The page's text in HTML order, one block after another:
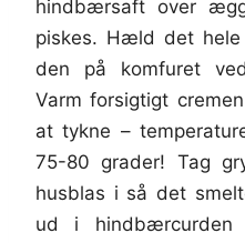
hindbærsaft over
piskes. Hæld det
den på komfuret
Varm forsigtigt
at tykne –
75-80 grader! Tag
husblas i så det
ud i